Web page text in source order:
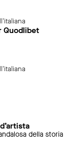
Quodlibet
della storia